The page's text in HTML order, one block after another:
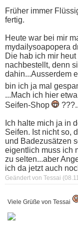
Früher immer
fertig.
Heute war bei mir
mydailysoapopera
Die hab ich mir
nachbestellt, denn
dahin...Ausserdem
bin ich ja mal
...Mach ich hier
Seifen-Shop
Ich halte mich ja in
Seifen. Ist nicht so,
und Badezusätzen
eigentlich muss ich
zu selten...aber
ich da jetzt auch
Geändert von Tessai
Viele Grüße von Tessai